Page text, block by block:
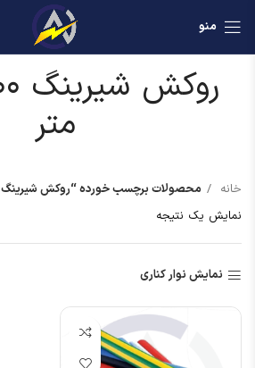
منو
متر
خانه
محصولات برچسب خورده “روکش شیرینگ ۱۰۰ سانتی متر”
نمایش یک نتیجه
نمایش نوار کناری